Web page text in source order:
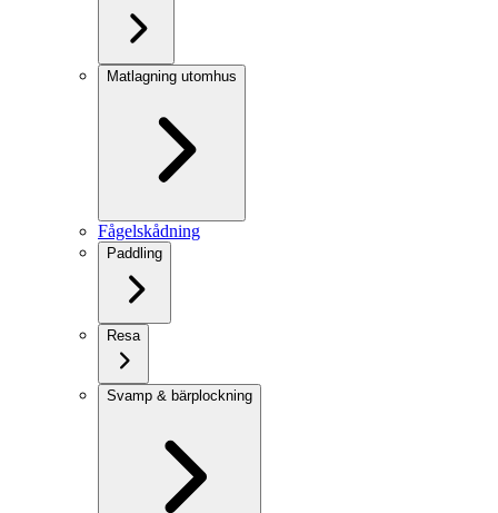
Matlagning utomhus
Fågelskådning
Paddling
Resa
Svamp & bärplockning